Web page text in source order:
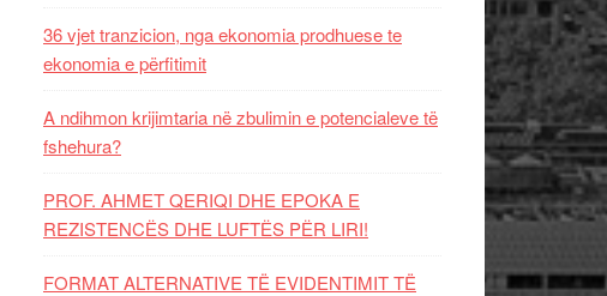
36 vjet tranzicion, nga ekonomia prodhuese te
ekonomia e përfitimit
A ndihmon krijimtaria në zbulimin e potencialeve të
fshehura?
PROF. AHMET QERIQI DHE EPOKA E
REZISTENCЁS DHE LUFTЁS PЁR LIRI!
FORMAT ALTERNATIVE TË EVIDENTIMIT TË